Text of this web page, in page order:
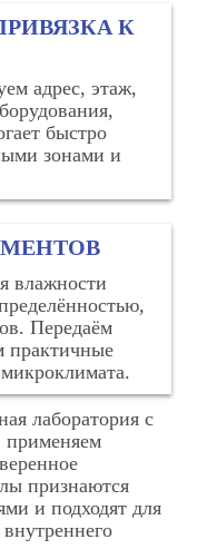
К
адрес, этаж,
быстро
зонами и
влажности
Передаём
практичные
лаборатория с
применяем
признаются
и подходят для